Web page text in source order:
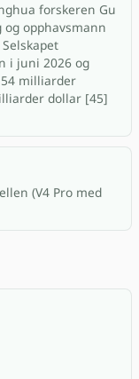
forskeren Gu
opphavsmann
i juni 2026 og
milliarder
dollar [45]
(V4 Pro med